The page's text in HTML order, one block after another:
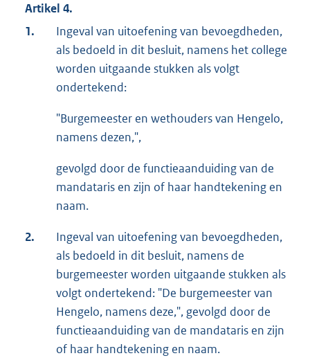
Artikel 4.
1.
Ingeval van uitoefening van bevoegdheden,
als bedoeld in dit besluit, namens het college
worden uitgaande stukken als volgt
ondertekend:
"Burgemeester en wethouders van Hengelo,
namens dezen,",
gevolgd door de functieaanduiding van de
mandataris en zijn of haar handtekening en
naam.
2.
Ingeval van uitoefening van bevoegdheden,
als bedoeld in dit besluit, namens de
burgemeester worden uitgaande stukken als
volgt ondertekend: "De burgemeester van
Hengelo, namens deze,", gevolgd door de
functieaanduiding van de mandataris en zijn
of haar handtekening en naam.